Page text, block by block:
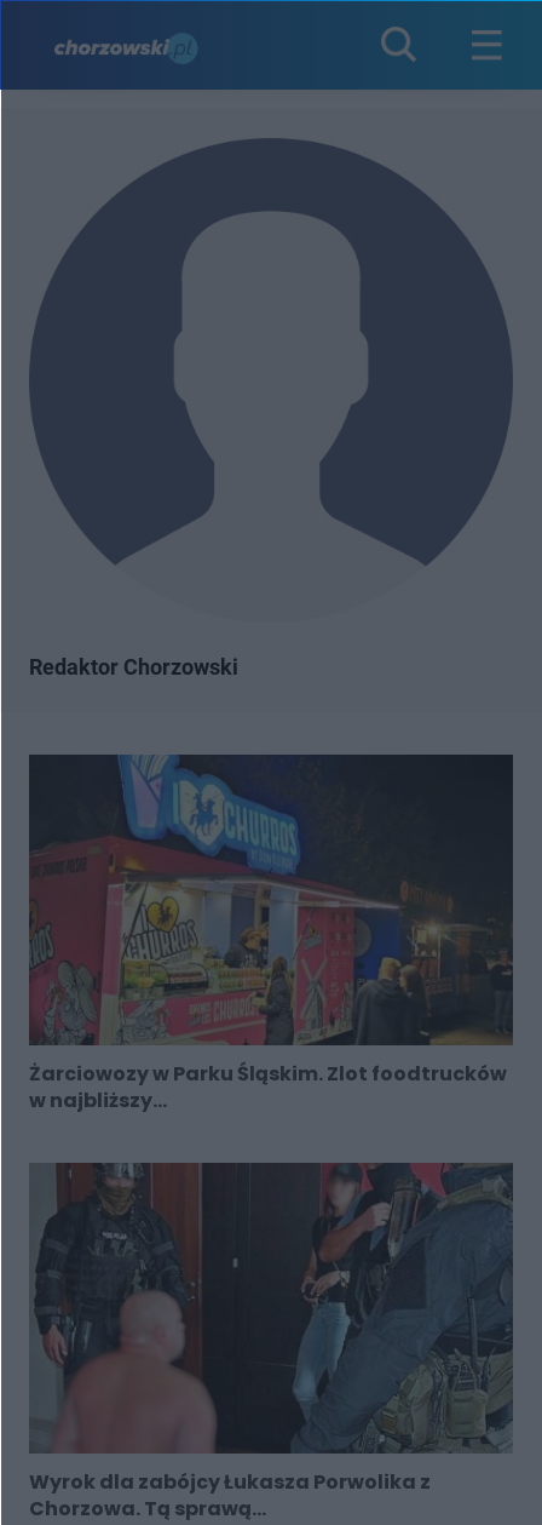
Redaktor Chorzowski
Żarciowozy w Parku Śląskim. Zlot foodtrucków
w najbliższy...
Wyrok dla zabójcy Łukasza Porwolika z
Chorzowa. Tą sprawą...